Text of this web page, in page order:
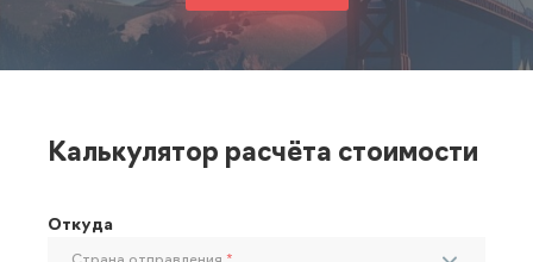
Калькулятор расчёта стоимости
Откуда